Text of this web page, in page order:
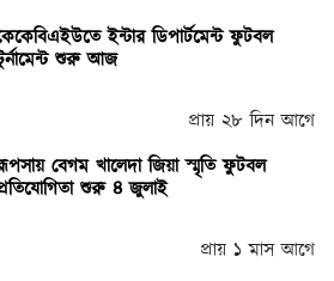
ইন্টার ডিপার্টমেন্ট ফুটবল
শুরু আজ
প্রায় ২৮ দিন আগে
বেগম খালেদা জিয়া স্মৃতি ফুটবল
শুরু ৪ জুলাই
প্রায় ১ মাস আগে